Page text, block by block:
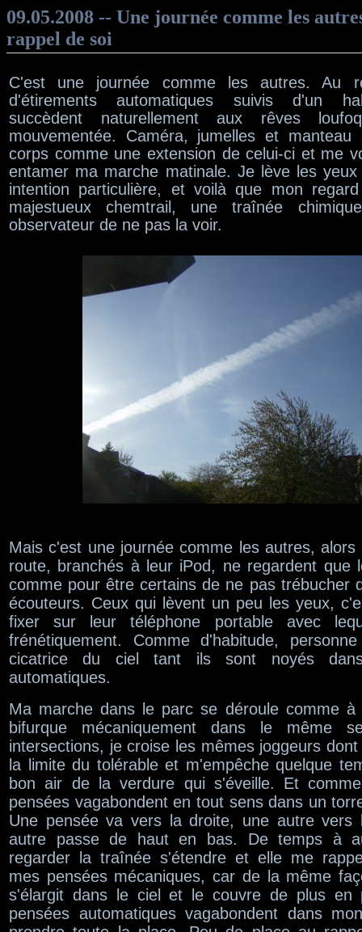
09.05.2008 -- Une journée comme les
rappel de soi
C'est une journée comme les autres. Au
d'étirements automatiques suivis d'un
succèdent naturellement aux rêves
mouvementée. Caméra, jumelles et
corps comme une extension de celui-ci et me
entamer ma marche matinale. Je lève les
intention particulière, et voilà que mon
majestueux chemtrail, une traînée
observateur de ne pas la voir.
Mais c'est une journée comme les autres, alors
route, branchés à leur iPod, ne regardent que
comme pour être certains de ne pas trébucher
écouteurs. Ceux qui lèvent un peu les yeux,
fixer sur leur téléphone portable avec
frénétiquement. Comme d'habitude,
cicatrice du ciel tant ils sont noyés
automatiques.
Ma marche dans le parc se déroule comme à
bifurque mécaniquement dans le même
intersections, je croise les mêmes joggeurs
la limite du tolérable et m'empêche quelque
bon air de la verdure qui s'éveille. Et
pensées vagabondent en tout sens dans un
Une pensée va vers la droite, une autre vers
autre passe de haut en bas. De temps à
regarder la traînée s'étendre et elle me
mes pensées mécaniques, car de la même
s'élargit dans le ciel et le couvre de plus en
pensées automatiques vagabondent dans